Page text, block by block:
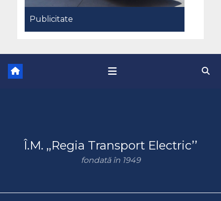
Publicitate
Î.M. ,,Regia Transport Electric’’
fondată în 1949